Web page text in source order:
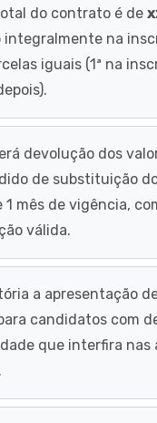
do contrato é de
integralmente na
iguais (1ª na
devolução dos
de substituição
1 mês de vigência,
válida.
a apresentação
candidatos com
que interfira nas